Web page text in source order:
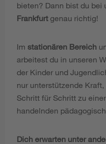
bieten? Dann bist du bei
Frankfurt genau richtig!
Im stationären Bereich
arbeitest du in unseren
der Kinder und
nur unterstützende
Schritt für Schritt zu
handelnden
Dich erwarten unter